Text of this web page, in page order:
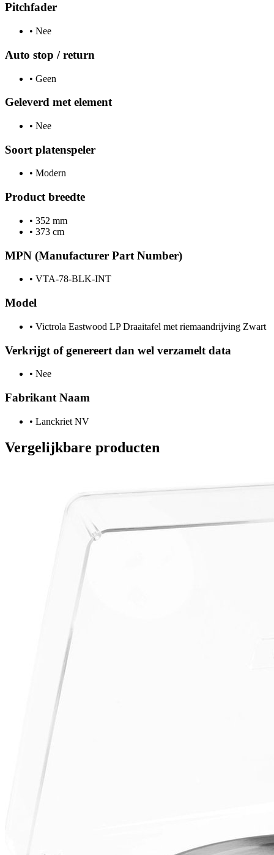
Pitchfader
• Nee
Auto stop / return
• Geen
Geleverd met element
• Nee
Soort platenspeler
• Modern
Product breedte
• 352 mm
• 373 cm
MPN (Manufacturer Part Number)
• VTA-78-BLK-INT
Model
• Victrola Eastwood LP Draaitafel met riemaandrijving Zwart
Verkrijgt of genereert dan wel verzamelt data
• Nee
Fabrikant Naam
• Lanckriet NV
Vergelijkbare producten